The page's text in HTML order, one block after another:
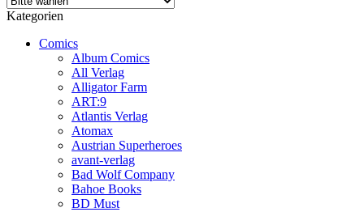
Kategorien
Comics
Album Comics
All Verlag
Alligator Farm
ART:9
Atlantis Verlag
Atomax
Austrian Superheroes
avant-verlag
Bad Wolf Company
Bahoe Books
BD Must